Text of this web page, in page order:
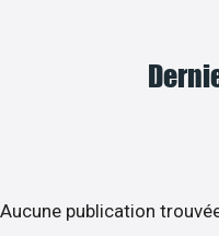
Aucune publication